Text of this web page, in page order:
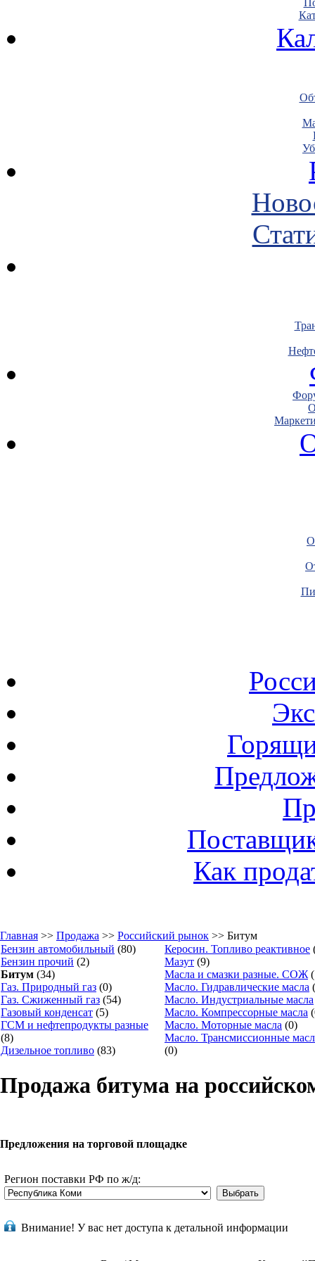
Как
Главная >> Продажа >> Российский рынок >> Битум
Бензин автомобильный (80)
Бензин прочий (2)
Битум (34)
Газ. Природный газ (0)
Газ. Сжиженный газ (54)
Газовый конденсат (5)
ГСМ и нефтепродукты разные
(8)
Дизельное топливо (83)
Керосин. Топливо реактивное
Мазут (9)
Масла и смазки разные. СОЖ
Масло. Гидравлические масла
Масло. Индустриальные масла
Масло. Компрессорные масла
Масло. Моторные масла (0)
Масло. Трансмиссионные
(0)
Продажа битума на
Предложения на торговой площадке
Регион поставки РФ по ж/д:
Внимание! У вас нет доступа к детальной информации